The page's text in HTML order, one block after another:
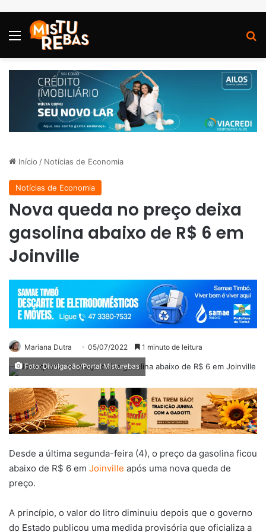
Menu
Início / Notícias de Economia
Notícias de Economia
Nova queda no preço deixa
gasolina abaixo de R$ 6 em
Joinville
Mariana Dutra 05/07/2022 1 minuto de leitura
Foto: Divulgação/Portal Misturebas
Desde a última segunda-feira (4), o preço da gasolina ficou
abaixo de R$ 6 em Joinville após uma nova queda de
preço.
A princípio, o valor do litro diminuiu depois que o governo
do Estado publicou uma medida provisória que oficializa a